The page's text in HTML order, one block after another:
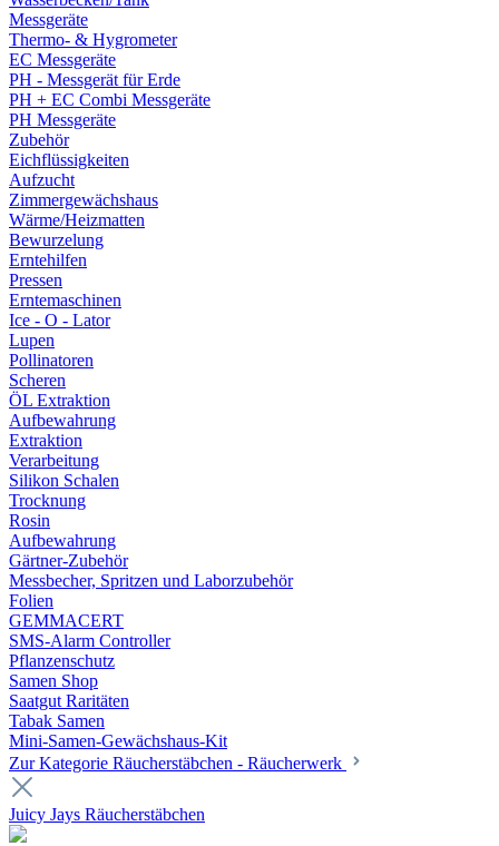
Messgeräte
Thermo- & Hygrometer
EC Messgeräte
PH - Messgerät für Erde
PH + EC Combi Messgeräte
PH Messgeräte
Zubehör
Eichflüssigkeiten
Aufzucht
Zimmergewächshaus
Wärme/Heizmatten
Bewurzelung
Erntehilfen
Pressen
Erntemaschinen
Ice - O - Lator
Lupen
Pollinatoren
Scheren
ÖL Extraktion
Aufbewahrung
Extraktion
Verarbeitung
Silikon Schalen
Trocknung
Rosin
Aufbewahrung
Gärtner-Zubehör
Messbecher, Spritzen und Laborzubehör
Folien
GEMMACERT
SMS-Alarm Controller
Pflanzenschutz
Samen Shop
Saatgut Raritäten
Tabak Samen
Mini-Samen-Gewächshaus-Kit
Zur Kategorie Räucherstäbchen - Räucherwerk
Juicy Jays Räucherstäbchen